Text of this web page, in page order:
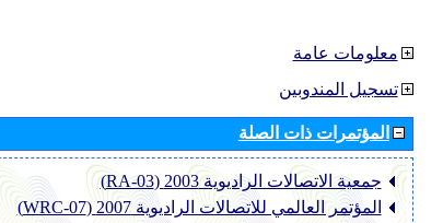
معلومات عامة
تسجيل المندوبين
المؤتمرات ذات الصلة
جمعية الاتصالات الراديوية 2003 (RA-03)
المؤتمر العالمي للاتصالات الراديوية 2007 (WRC-07)